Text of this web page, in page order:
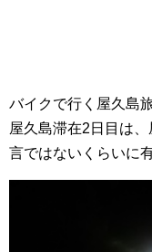
バイクで行く屋久島
屋久島滞在2日目は
言ではないくらいに